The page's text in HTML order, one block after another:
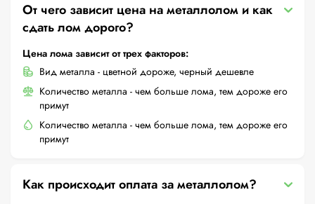
От чего зависит цена на металлолом и как
сдать лом дорого?
Цена лома зависит от трех факторов:
Вид металла - цветной дороже, черный дешевле
Количество металла - чем больше лома, тем дороже его
примут
Количество металла - чем больше лома, тем дороже его
примут
Как происходит оплата за металлолом?